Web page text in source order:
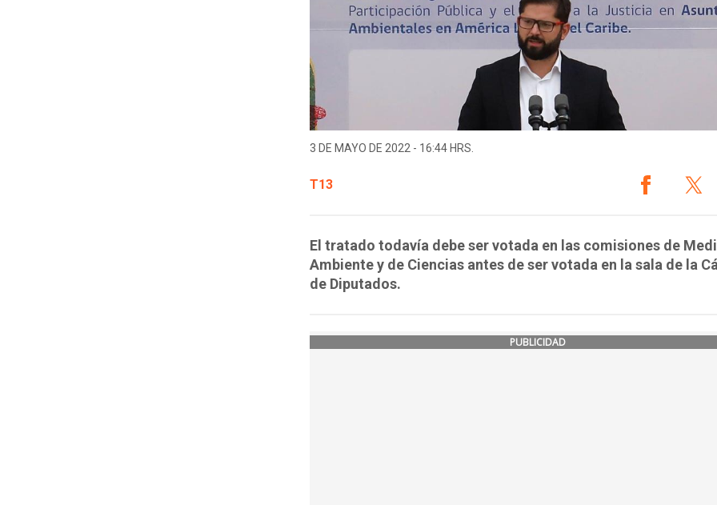
3 DE MAYO DE 2022 - 16:44 HRS.
T13
El tratado todavía debe ser votada en las comisiones de
Ambiente y de Ciencias antes de ser votada en la sala de la
de Diputados.
PUBLICIDAD